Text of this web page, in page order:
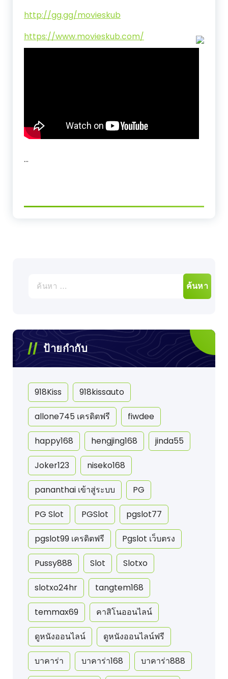
http://gg.gg/movieskub
https://www.movieskub.com/
…
สำหรับ:
ป้ายกำกับ
918Kiss 918kissauto
allone745 เครดิตฟรี fiwdee
happy168 hengjing168 jinda55
Joker123 niseko168
pananthai เข้าสู่ระบบ PG
PG Slot PGSlot pgslot77
pgslot99 เครดิตฟรี Pgslot เว็บตรง
Pussy888 Slot Slotxo
slotxo24hr tangtem168
temmax69 คาสิโนออนไลน์
ดูหนังออนไลน์ ดูหนังออนไลน์ฟรี
บาคาร่า บาคาร่า168 บาคาร่า888